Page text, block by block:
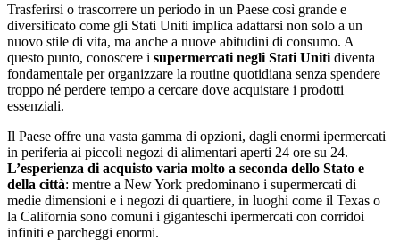
Trasferirsi o trascorrere un periodo in un Paese così grande e
diversificato come gli Stati Uniti implica adattarsi non solo a un
nuovo stile di vita, ma anche a nuove abitudini di consumo. A
questo punto, conoscere i supermercati negli Stati Uniti diventa
fondamentale per organizzare la routine quotidiana senza spendere
troppo né perdere tempo a cercare dove acquistare i prodotti
essenziali.
Il Paese offre una vasta gamma di opzioni, dagli enormi ipermercati
in periferia ai piccoli negozi di alimentari aperti 24 ore su 24.
L’esperienza di acquisto varia molto a seconda dello Stato e
della città: mentre a New York predominano i supermercati di
medie dimensioni e i negozi di quartiere, in luoghi come il Texas o
la California sono comuni i giganteschi ipermercati con corridoi
infiniti e parcheggi enormi.